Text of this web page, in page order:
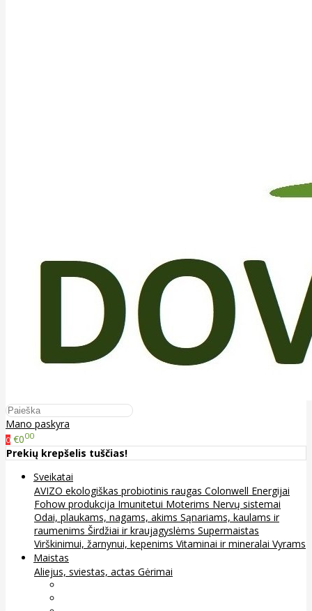
Mano paskyra
0 €000
Prekių krepšelis tuščias!
Sveikatai
AVIZO ekologiškas probiotinis raugas Colonwell Energijai
Fohow produkcija Imunitetui Moterims Nervų sistemai
Odai, plaukams, nagams, akims Sąnariams, kaulams ir
raumenims Širdžiai ir kraujagyslėms Supermaistas
Virškinimui, žarnynui, kepenims Vitaminai ir mineralai Vyrams
Maistas
Aliejus, sviestas, actas Gėrimai